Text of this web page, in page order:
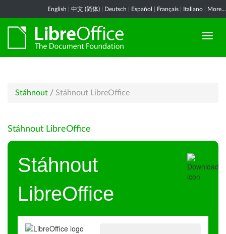
English 中文 (简体) Deutsch Español Français Italiano More...
Stáhnout / Stáhnout LibreOffice
Stáhnout LibreOffice
Stáhnout
LibreOffice